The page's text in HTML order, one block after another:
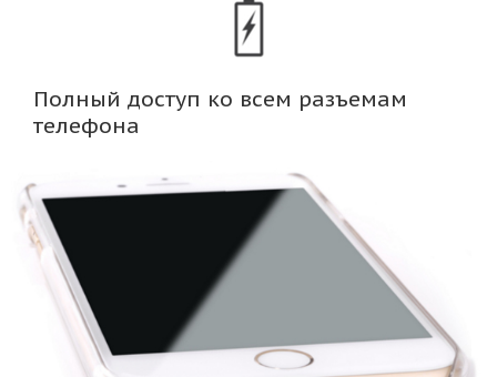
Полный доступ ко всем разъемам
телефона